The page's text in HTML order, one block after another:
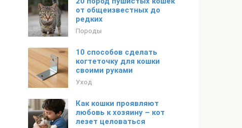
от общеизвестных до
редких
Породы
10 способов сделать
когтеточку для кошки
своими руками
Уход
Как кошки проявляют
любовь к хозяину – кот
лезет целоваться